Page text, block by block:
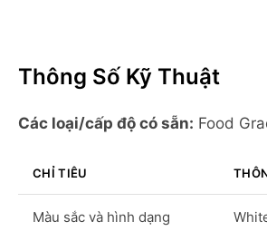
Thông Số Kỹ Thuật
Các loại/cấp độ có sẵn: Food
CHỈ TIÊU
Màu sắc và hình dạng